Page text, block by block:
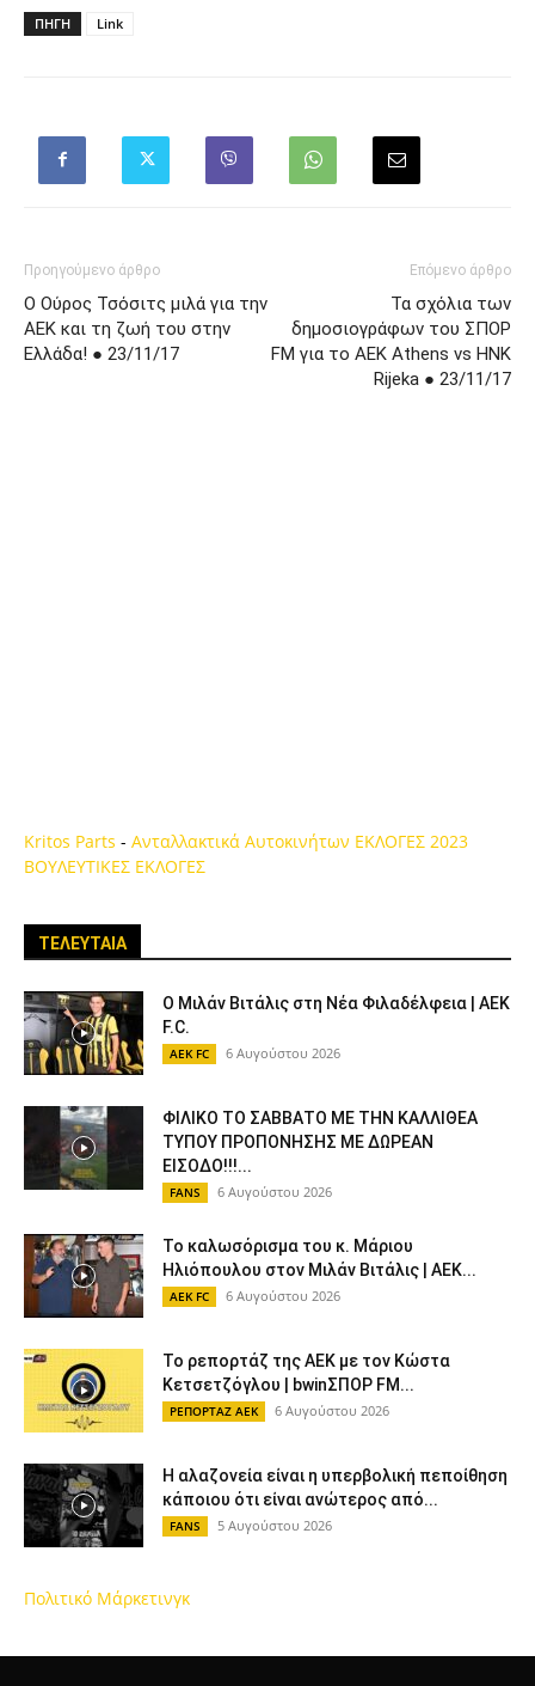
ΠΗΓΗ Link
Προηγούμενο άρθρο
Ο Ούρος Τσόσιτς μιλά για την
ΑΕΚ και τη ζωή του στην
Ελλάδα! ● 23/11/17
Επόμενο άρθρο
Τα σχόλια των
δημοσιογράφων του ΣΠΟΡ
FM για το AEK Athens vs HNK
Rijeka ● 23/11/17
Kritos Parts - Ανταλλακτικά Αυτοκινήτων ΕΚΛΟΓΕΣ 2023
ΒΟΥΛΕΥΤΙΚΕΣ ΕΚΛΟΓΕΣ
ΤΕΛΕΥΤΑΙΑ
Ο Μιλάν Βιτάλις στη Νέα Φιλαδέλφεια | AEK
F.C.
AEK FC 6 Αυγούστου 2026
ΦΙΛΙΚΟ ΤΟ ΣΑΒΒΑΤΟ ΜΕ ΤΗΝ ΚΑΛΛΙΘΕΑ
ΤΥΠΟΥ ΠΡΟΠΟΝΗΣΗΣ ΜΕ ΔΩΡΕΑΝ
ΕΙΣΟΔΟ!!!...
FANS 6 Αυγούστου 2026
Το καλωσόρισμα του κ. Μάριου
Ηλιόπουλου στον Μιλάν Βιτάλις | AEK...
AEK FC 6 Αυγούστου 2026
Το ρεπορτάζ της ΑΕΚ με τον Κώστα
Κετσετζόγλου | bwinΣΠΟΡ FM...
ΡΕΠΟΡΤΑΖ ΑΕΚ 6 Αυγούστου 2026
Η αλαζονεία είναι η υπερβολική πεποίθηση
κάποιου ότι είναι ανώτερος από...
FANS 5 Αυγούστου 2026
Πολιτικό Μάρκετινγκ